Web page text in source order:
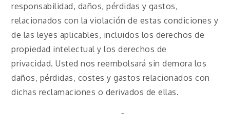
responsabilidad, daños, pérdidas y gastos,
relacionados con la violación de estas condiciones y
de las leyes aplicables, incluidos los derechos de
propiedad intelectual y los derechos de
privacidad. Usted nos reembolsará sin demora los
daños, pérdidas, costes y gastos relacionados con
dichas reclamaciones o derivados de ellas.